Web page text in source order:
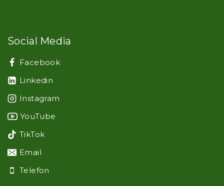
Social Media
Facebook
Linkedin
Instagram
YouTube
TikTok
Email
Telefon